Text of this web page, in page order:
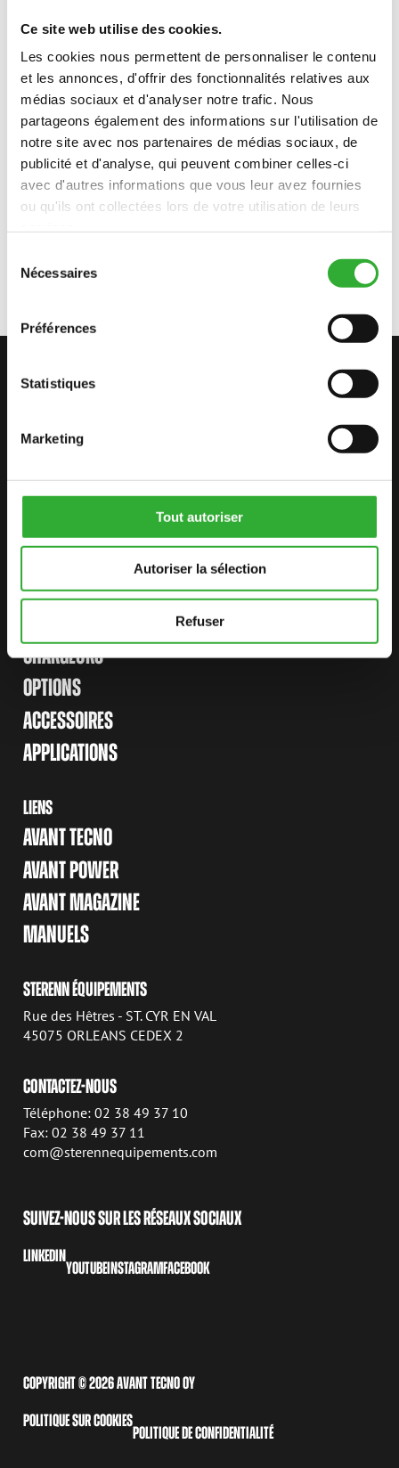
Ce site web utilise des cookies.
Les cookies nous permettent de personnaliser le contenu
et les annonces, d'offrir des fonctionnalités relatives aux
médias sociaux et d'analyser notre trafic. Nous
partageons également des informations sur l'utilisation de
notre site avec nos partenaires de médias sociaux, de
publicité et d'analyse, qui peuvent combiner celles-ci
avec d'autres informations que vous leur avez fournies
ou qu'ils ont collectées lors de votre utilisation de leurs
Nécessaires
Préférences
Statistiques
Marketing
Tout autoriser
Autoriser la sélection
Refuser
MODÈLES COMPATIBLES
MODÈLE compatible adaptable Incompatible
220
compatible
225
compatible
225LPG
compatible
CONTACTEZ-NOUS
AVEC AVANT
TROUVEZ VOTRE REVENDEUR
CHARGEURS
OPTIONS
ACCESSOIRES
APPLICATIONS
LIENS
AVANT TECNO
AVANT POWER
AVANT MAGAZINE
MANUELS
STERENN ÉQUIPEMENTS
Rue des Hêtres - ST. CYR EN VAL
45075 ORLEANS CEDEX 2
CONTACTEZ-NOUS
Téléphone: 02 38 49 37 10
Fax: 02 38 49 37 11
com@sterennequipements.com
SUIVEZ-NOUS SUR LES RÉSEAUX SOCIAUX
LINKEDIN
YOUTUBEINSTAGRAMFACEBOOK
COPYRIGHT © 2026 AVANT TECNO OY
POLITIQUE SUR COOKIES
POLITIQUE DE CONFIDENTIALITÉ